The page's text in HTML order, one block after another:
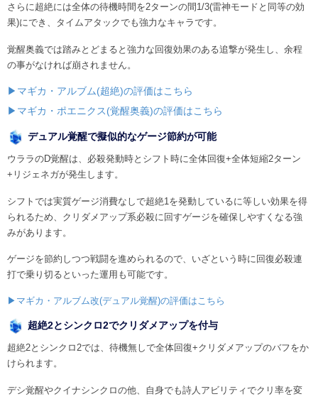
さらに超絶には全体の待機時間を2ターンの間1/3(雷神モードと同等の効
果)にでき、タイムアタックでも強力なキャラです。
覚醒奥義では踏みとどまると強力な回復効果のある追撃が発生し、余程
の事がなければ崩されません。
▶マギカ・アルブム(超絶)の評価はこちら
▶マギカ・ポエニクス(覚醒奥義)の評価はこちら
デュアル覚醒で擬似的なゲージ節約が可能
ウララのD覚醒は、必殺発動時とシフト時に全体回復+全体短縮2ターン
+リジェネガが発生します。
シフトでは実質ゲージ消費なしで超絶1を発動しているに等しい効果を得
られるため、クリダメアップ系必殺に回すゲージを確保しやすくなる強
みがあります。
ゲージを節約しつつ戦闘を進められるので、いざという時に回復必殺連
打で乗り切るといった運用も可能です。
▶マギカ・アルブム改(デュアル覚醒)の評価はこちら
超絶2とシンクロ2でクリダメアップを付与
超絶2とシンクロ2では、待機無しで全体回復+クリダメアップのバフをか
けられます。
デシ覚醒やクイナシンクロの他、自身でも詩人アビリティでクリ率を変